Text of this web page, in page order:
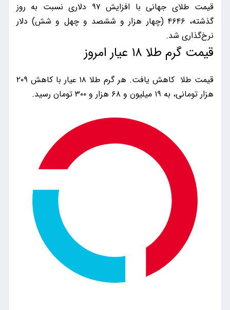
قیمت طلای جهانی با افزایش ۹۷ دلاری نسبت به روز
گذشته، ۴۶۴۶ (چهار هزار و ششصد و چهل و شش) دلار
نرخ‌گذاری شد.
قیمت گرم طلا ۱۸ عیار امروز
قیمت طلا کاهش یافت. هر گرم طلا ۱۸ عیار با کاهش ۲۰۹
هزار تومانی، به ۱۹ میلیون و ۶۸ هزار و ۳۰۰ تومان رسید.